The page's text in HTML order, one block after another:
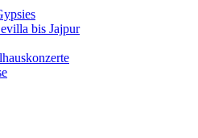
bis Jajpur